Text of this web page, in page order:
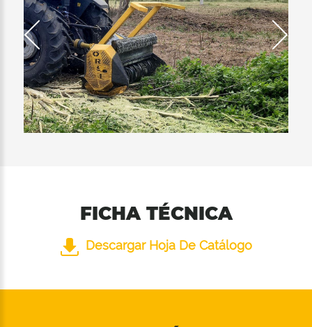
filas de contracuchillas que garantizan una
trituración fina y homogénea, con apertura de
la puerta trasera hidráulicamente, cuerpo
monolítico completamente en HARDOX® de
6 mm. La doble fila de cadenas atornilladas
limita el escape del material triturado y
protegen el operador.
FICHA TÉCNICA
Descargar Hoja De Catálogo